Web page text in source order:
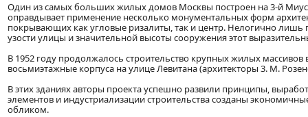
Один из самых больших жилых домов Москвы построен на 3-й
оправдывает применение несколько монументальных форм
покрывающих как угловые ризалиты, так и центр. Нелогично лишь
узости улицы и значительной высоты сооружения этот
В 1952 году продолжалось строительство крупных жилых
восьмиэтажные корпуса на улице Левитана (архитекторы 3. М.
В этих зданиях авторы проекта успешно развили принципы,
элементов и индустриализации строительства созданы
обликом.